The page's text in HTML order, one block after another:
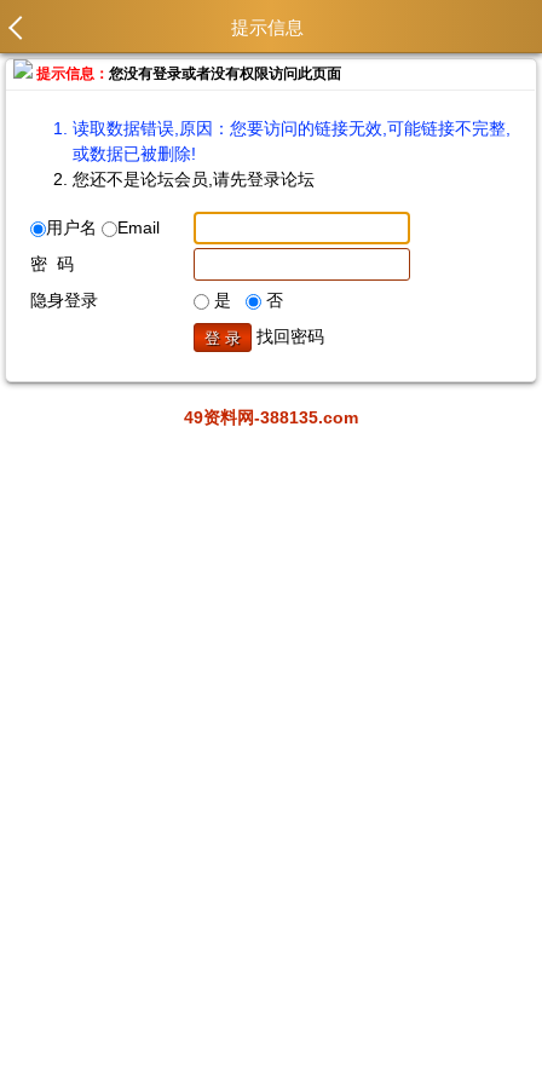
提示信息
提示信息：您没有登录或者没有权限访问此页面
读取数据错误,原因：您要访问的链接无效,可能链接不完整,
或数据已被删除!
您还不是论坛会员,请先登录论坛
用户名
Email
密 码
隐身登录
是
否
找回密码
49资料网-388135.com